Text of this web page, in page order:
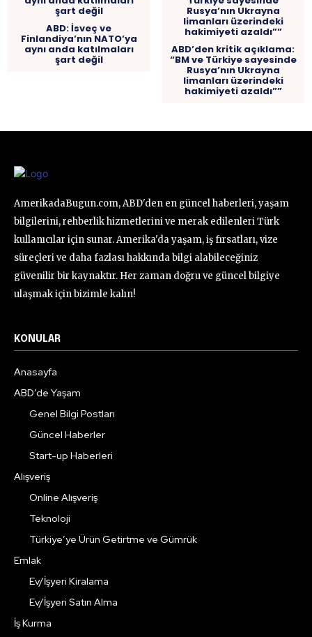
ABD: İsveç ve
Finlandiya’nın NATO’ya
aynı anda katılmaları
şart değil
ABD’den kritik açıklama:
“BM ve Türkiye sayesinde
Rusya’nın Ukrayna
limanları üzerindeki
hakimiyeti azaldı””
AmerikadaBugun.com, ABD'den en güncel haberleri, yaşam
bilgilerini, rehberlik hizmetlerini ve merak edilenleri Türk
kullanıcılar için sunar. Amerika'da yaşam, iş fırsatları, vize
süreçleri ve daha fazlası hakkında bilgi alabileceğiniz
güvenilir bir kaynaktır. Her zaman doğru ve güncel bilgiye
ulaşmak için bizimle kalın!
KONULAR
Anasayfa
ABD’de Yaşam
Genel Bilgi Postları
Güncel Haberler
Start-up Haberleri
Alışveriş
Online Alışveriş
Teknoloji
Türkiye’ye Ürün Getirtme ve Gümrük
Emlak
Ev/İşyeri Kiralama
Ev/İşyeri Satın Alma
İş Kurma